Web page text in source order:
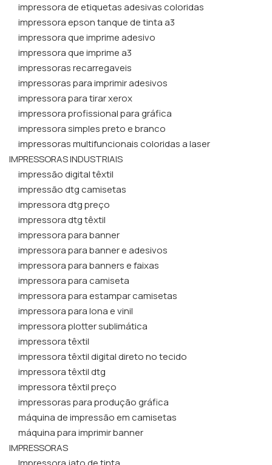
impressora de etiquetas adesivas coloridas​
impressora epson tanque de tinta a3​
impressora que imprime adesivo
impressora que imprime a3​
impressoras recarregaveis​
impressoras para imprimir adesivos​
impressora para tirar xerox​
impressora profissional para gráfica​
impressora simples preto e branco​
impressoras multifuncionais coloridas a laser​
IMPRESSORAS INDUSTRIAIS
impressão digital têxtil
impressão dtg camisetas
impressora dtg preço
impressora dtg têxtil
impressora para banner
impressora para banner e adesivos
impressora para banners e faixas
impressora para camiseta
impressora para estampar camisetas
impressora para lona e vinil
impressora plotter sublimática
impressora têxtil
impressora têxtil digital direto no tecido
impressora têxtil dtg
impressora têxtil preço
impressoras para produção gráfica
máquina de impressão em camisetas
máquina para imprimir banner
IMPRESSORAS